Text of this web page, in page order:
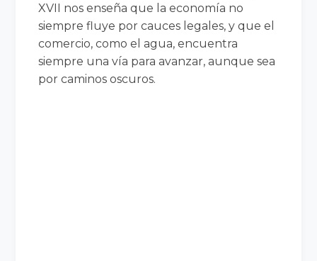
XVII nos enseña que la economía no
siempre fluye por cauces legales, y que el
comercio, como el agua, encuentra
siempre una vía para avanzar, aunque sea
por caminos oscuros.